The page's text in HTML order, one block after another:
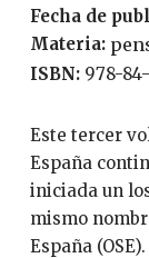
Fecha de
Materia:
ISBN: 978-
Este tercer volumen de La Situación Social en
España
iniciada un
mismo
España